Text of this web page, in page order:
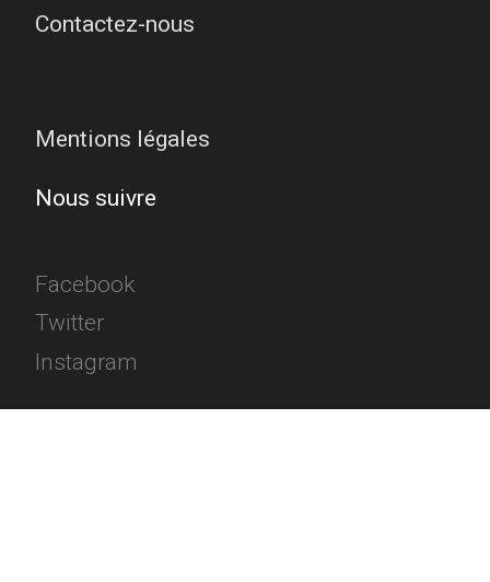
Contactez-nous
Mentions légales
Nous suivre
Facebook
Twitter
Instagram